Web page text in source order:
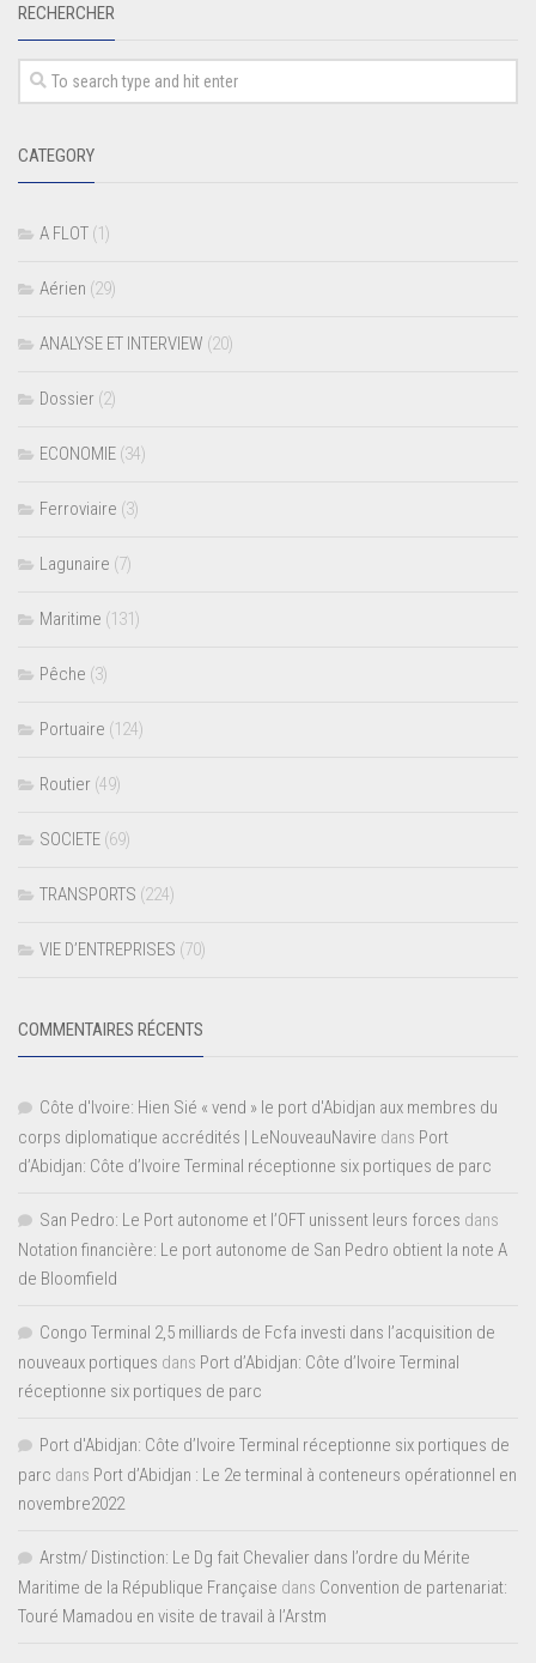
RECHERCHER
CATEGORY
A FLOT (1)
Aérien (29)
ANALYSE ET INTERVIEW (20)
Dossier (2)
ECONOMIE (34)
Ferroviaire (3)
Lagunaire (7)
Maritime (131)
Pêche (3)
Portuaire (124)
Routier (49)
SOCIETE (69)
TRANSPORTS (224)
VIE D’ENTREPRISES (70)
COMMENTAIRES RÉCENTS
Côte d'Ivoire: Hien Sié « vend » le port d'Abidjan aux membres du
corps diplomatique accrédités | LeNouveauNavire dans Port
d’Abidjan: Côte d’Ivoire Terminal réceptionne six portiques de parc
San Pedro: Le Port autonome et l’OFT unissent leurs forces dans
Notation financière: Le port autonome de San Pedro obtient la note A
de Bloomfield
Congo Terminal 2,5 milliards de Fcfa investi dans l’acquisition de
nouveaux portiques dans Port d’Abidjan: Côte d’Ivoire Terminal
réceptionne six portiques de parc
Port d'Abidjan: Côte d’Ivoire Terminal réceptionne six portiques de
parc dans Port d’Abidjan : Le 2e terminal à conteneurs opérationnel en
novembre2022
Arstm/ Distinction: Le Dg fait Chevalier dans l’ordre du Mérite
Maritime de la République Française dans Convention de partenariat:
Touré Mamadou en visite de travail à l’Arstm